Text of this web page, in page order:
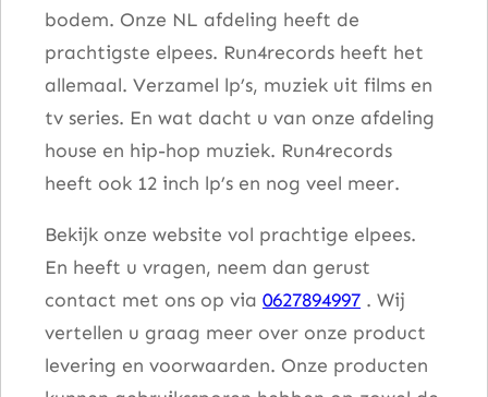
bodem. Onze NL afdeling heeft de
prachtigste elpees. Run4records heeft het
allemaal. Verzamel lp’s, muziek uit films en
tv series. En wat dacht u van onze afdeling
house en hip-hop muziek. Run4records
heeft ook 12 inch lp’s en nog veel meer.
Bekijk onze website vol prachtige elpees.
En heeft u vragen, neem dan gerust
contact met ons op via 0627894997 . Wij
vertellen u graag meer over onze product
levering en voorwaarden. Onze producten